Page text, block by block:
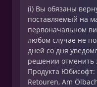
(i) Вы обязаны
поставляемый на
первоначальном
любом случае не
дней со дня
решении отменить
Продукта Юбисофт:
Retouren, Am